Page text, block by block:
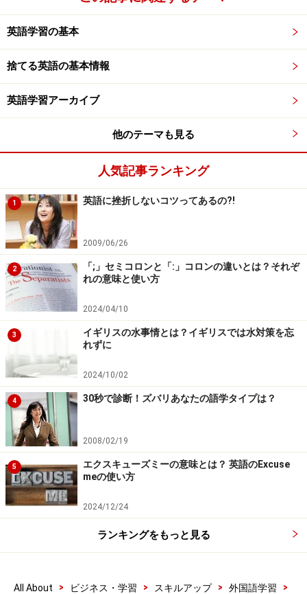
詞として「終えた、済ませた」という意味が紹介されて
います。
会話の中では、「Done.
（無くな
った＝食べ物や消耗品を使い切った時のような状況でよ
ることも多いので、もはや形容詞と考えてもよいのかも
しれません。
動作の完了を強調したい場合は have を使う
動作の完了を強調したい場合は、be動詞ではなく have
と使います。
例えば go の場合、行き先がはっきりしている時には通
常 have+過去分詞を使います。
She has gone to NY.（彼女はニューヨークへ行って
しまった）
【関連記事】
アイスクリームを英語で注文！使える英会話フレー
ズと例文
結婚祝いの英語フレーズ！格言、名言を引用した粋
なメッセージ例文付
「美味しかった」は英語で？レストランで使える英
会話フレーズ・例文
英語学習の基本
捨てる英語の基本情報
英語学習アーカイブ
他のテーマも見る
人気記事ランキング
1 英語に挫折しないコツってあるの?!
2009/06/26
2
「;」セミコロンと「:」コロンの違いとは？それぞ
れの意味と使い方
2024/04/10
3
イギリスの水事情とは？イギリスでは水対策を忘
れずに
2024/10/02
4 30秒で診断！ズバリあなたの語学タイプは？
2008/02/19
5
エクスキューズミーの意味とは？ 英語のExcuse
meの使い方
2024/12/24
ランキングをもっと見る
All About > ビジネス・学習 > スキルアップ > 外国語学習
>